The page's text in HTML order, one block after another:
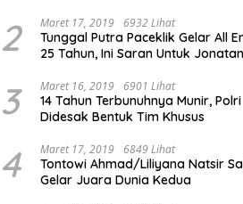
2 Maret 17, 2019 6932 Lihat
Tunggal Putra Paceklik Gelar All
25 Tahun, Ini Saran Untuk
3 Maret 16, 2019 6901 Lihat
14 Tahun Terbunuhnya Munir, Polri
Didesak Bentuk Tim Khusus
4 Maret 17, 2019 6849 Lihat
Tontowi Ahmad/Liliyana Natsir
Gelar Juara Dunia Kedua